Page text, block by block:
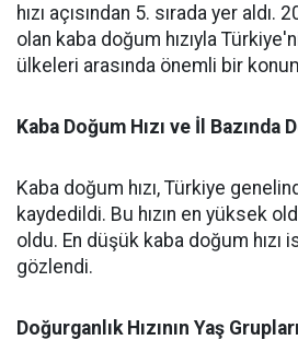
hızı açısından 5. sırada yer aldı.
olan kaba doğum hızıyla
ülkeleri arasında önemli bir
Kaba Doğum Hızı ve İl Bazında
Kaba doğum hızı, Türkiye
kaydedildi. Bu hızın en yüksek
oldu. En düşük kaba doğum hızı
gözlendi.
Doğurganlık Hızının Yaş